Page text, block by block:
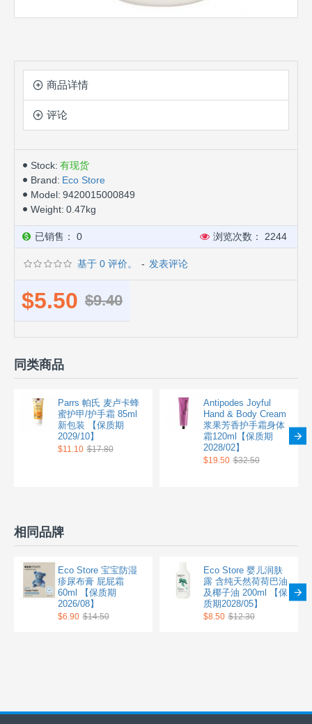
商品详情
评论
Stock: 有现货
Brand: Eco Store
Model: 9420015000849
Weight: 0.47kg
已销售： 0 浏览次数： 2244
基于 0 评价。 - 发表评论
$5.50 $9.40
同类商品
Parrs 帕氏 麦卢卡蜂
蜜护甲/护手霜 85ml
新包装 【保质期
2029/10】
$11.10 $17.80
Antipodes Joyful
Hand & Body Cream
浆果芳香护手霜身体
霜120ml【保质期
2028/02】
$19.50 $32.50
相同品牌
Eco Store 宝宝防湿
疹尿布膏 屁屁霜
60ml 【保质期
2026/08】
$6.90 $14.50
Eco Store 婴儿润肤
露 含纯天然荷荷巴油
及椰子油 200ml 【保
质期2028/05】
$8.50 $12.30